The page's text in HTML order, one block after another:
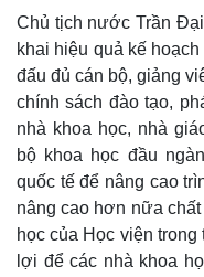
Chủ tịch nước Trần
khai hiệu quả kế
đấu đủ cán bộ, giảng
chính sách đào tạo,
nhà khoa học, nhà
bộ khoa học đầu
quốc tế để nâng cao
nâng cao hơn nữa
học của Học viện
lợi để các nhà khoa